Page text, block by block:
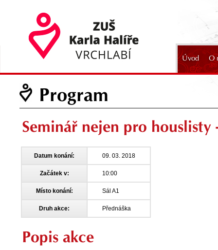
Úvod O
Program
Seminář nejen pro houslisty
Datum konání: 09. 03. 2018
Začátek v: 10:00
Místo konání: Sál A1
Druh akce: Přednáška
Popis akce